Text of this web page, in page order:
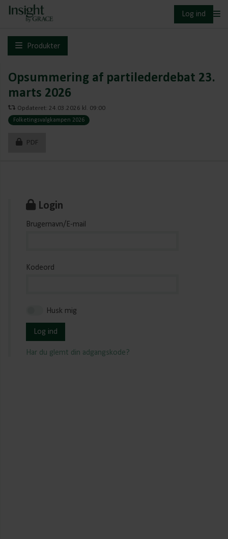
Log ind
Produkter
Opsummering af partilederdebat 23.
marts 2026
Opdateret: 24.03.2026 kl. 09:00
Folketingsvalgkampen 2026
PDF
Login
Brugernavn/E-mail
Kodeord
Husk mig
Log ind
Har du glemt din adgangskode?